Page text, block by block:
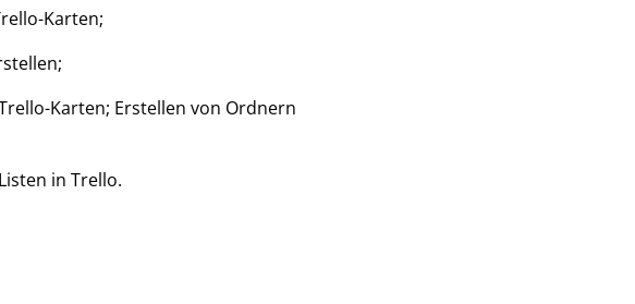
Karten;
Karten; Erstellen von Ordnern
in Trello.